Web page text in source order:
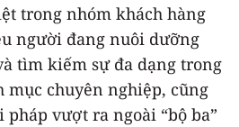
trong nhóm khách hàng
người đang nuôi dưỡng
tìm kiếm sự đa dạng trong
mục chuyên nghiệp, cũng
vượt ra ngoài “bộ ba”